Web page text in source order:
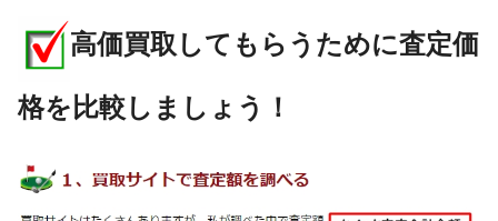
高価買取してもらうために査定価
格を比較しましょう！